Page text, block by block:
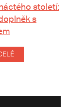
století:
s